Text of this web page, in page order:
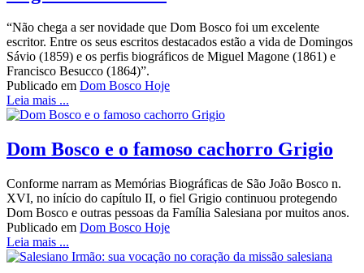
“Não chega a ser novidade que Dom Bosco foi um excelente
escritor. Entre os seus escritos destacados estão a vida de Domingos
Sávio (1859) e os perfis biográficos de Miguel Magone (1861) e
Francisco Besucco (1864)”.
Publicado em Dom Bosco Hoje
Leia mais ...
Dom Bosco e o famoso cachorro Grigio
Conforme narram as Memórias Biográficas de São João Bosco n.
XVI, no início do capítulo II, o fiel Grigio continuou protegendo
Dom Bosco e outras pessoas da Família Salesiana por muitos anos.
Publicado em Dom Bosco Hoje
Leia mais ...